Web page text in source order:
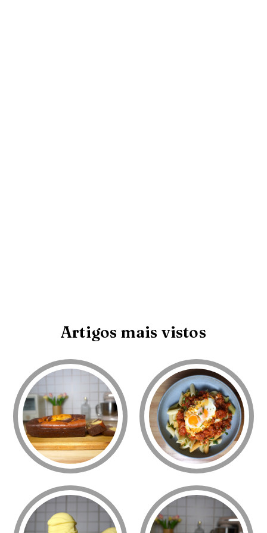
Artigos mais vistos